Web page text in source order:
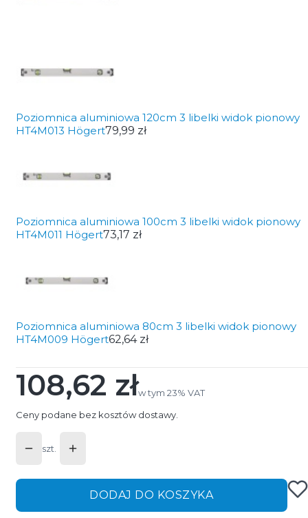
Poziomnica aluminiowa 120cm 3 libelki widok pionowy
HT4M013 Högert79,99 zł
Poziomnica aluminiowa 100cm 3 libelki widok pionowy
HT4M011 Högert73,17 zł
Poziomnica aluminiowa 80cm 3 libelki widok pionowy
HT4M009 Högert62,64 zł
Cena
108,62 złw tym 23% VAT
w tym 23% VAT
Ceny podane bez kosztów dostawy.
szt.
DODAJ DO KOSZYKA